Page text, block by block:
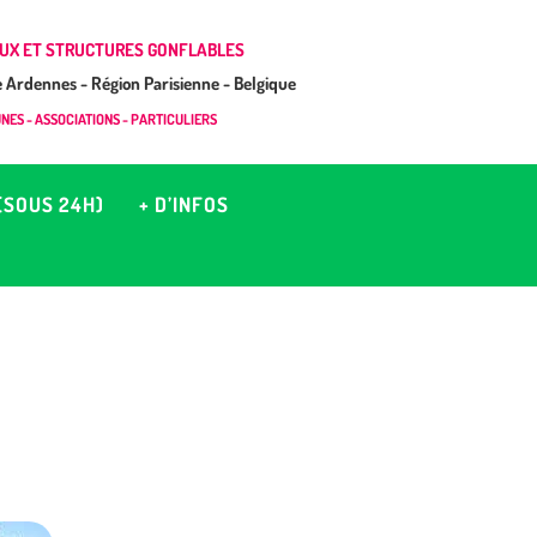
ET STRUCTURES GONFLABLES
- Région Parisienne - Belgique
- ASSOCIATIONS - PARTICULIERS
24H) + D’INFOS